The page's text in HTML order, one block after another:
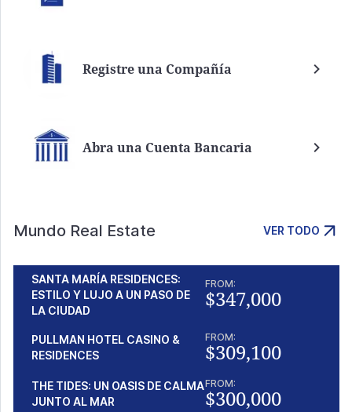
Registre una Compañía
Abra una Cuenta Bancaria
Mundo Real Estate VER TODO
SANTA MARÍA RESIDENCES:
ESTILO Y LUJO A UN PASO DE
LA CIUDAD
FROM:
$347,000
PULLMAN HOTEL CASINO &
RESIDENCES
FROM:
$309,100
THE TIDES: UN OASIS DE CALMA
JUNTO AL MAR
FROM:
$300,000